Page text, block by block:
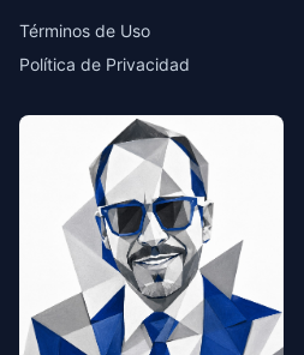
Términos de Uso
Política de Privacidad